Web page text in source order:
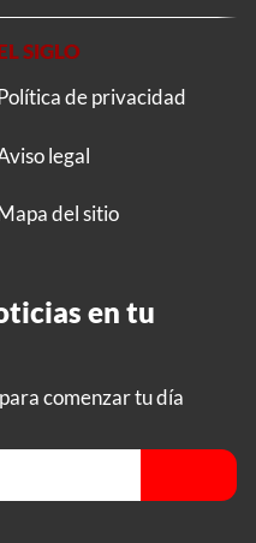
SIGLO
de privacidad
legal
del sitio
en tu
comenzar tu día